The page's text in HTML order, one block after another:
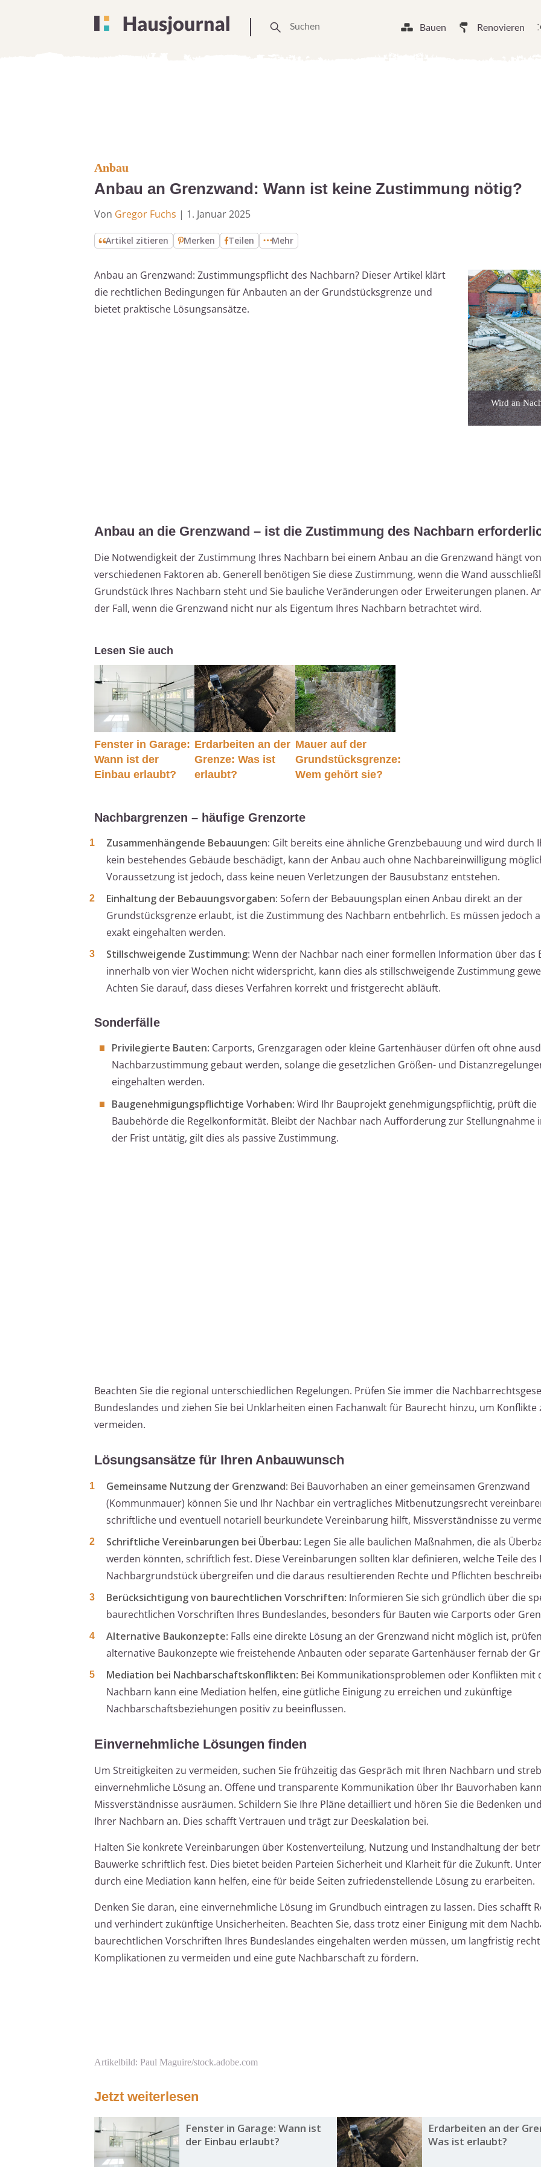
Bauen Renovieren
Anbau
Anbau an Grenzwand: Wann ist keine Zustimmung nötig?
Von Gregor Fuchs | 1. Januar 2025
Artikel zitieren Merken Teilen Mehr
Anbau an Grenzwand: Zustimmungspflicht des Nachbarn? Dieser Artikel klärt
die rechtlichen Bedingungen für Anbauten an der Grundstücksgrenze und
bietet praktische Lösungsansätze.
Wird an
Anbau an die Grenzwand – ist die Zustimmung des Nachbarn
Die Notwendigkeit der Zustimmung Ihres Nachbarn bei einem Anbau an die Grenzwand hängt von
verschiedenen Faktoren ab. Generell benötigen Sie diese Zustimmung, wenn die Wand
Grundstück Ihres Nachbarn steht und Sie bauliche Veränderungen oder Erweiterungen planen.
der Fall, wenn die Grenzwand nicht nur als Eigentum Ihres Nachbarn betrachtet wird.
Lesen Sie auch
Fenster in Garage:
Wann ist der
Einbau erlaubt?
Erdarbeiten an der
Grenze: Was ist
erlaubt?
Mauer auf der
Grundstücksgrenze:
Wem gehört sie?
Nachbargrenzen – häufige Grenzorte
Zusammenhängende Bebauungen: Gilt bereits eine ähnliche Grenzbebauung und wird durch
kein bestehendes Gebäude beschädigt, kann der Anbau auch ohne Nachbareinwilligung
Voraussetzung ist jedoch, dass keine neuen Verletzungen der Bausubstanz entstehen.
Einhaltung der Bebauungsvorgaben: Sofern der Bebauungsplan einen Anbau direkt an der
Grundstücksgrenze erlaubt, ist die Zustimmung des Nachbarn entbehrlich. Es müssen jedoch
exakt eingehalten werden.
Stillschweigende Zustimmung: Wenn der Nachbar nach einer formellen Information über das
innerhalb von vier Wochen nicht widerspricht, kann dies als stillschweigende Zustimmung
Achten Sie darauf, dass dieses Verfahren korrekt und fristgerecht abläuft.
Sonderfälle
Privilegierte Bauten: Carports, Grenzgaragen oder kleine Gartenhäuser dürfen oft ohne
Nachbarzustimmung gebaut werden, solange die gesetzlichen Größen- und
eingehalten werden.
Baugenehmigungspflichtige Vorhaben: Wird Ihr Bauprojekt genehmigungspflichtig, prüft die
Baubehörde die Regelkonformität. Bleibt der Nachbar nach Aufforderung zur Stellungnahme
der Frist untätig, gilt dies als passive Zustimmung.
Beachten Sie die regional unterschiedlichen Regelungen. Prüfen Sie immer die
Bundeslandes und ziehen Sie bei Unklarheiten einen Fachanwalt für Baurecht hinzu, um Konflikte
vermeiden.
Lösungsansätze für Ihren Anbauwunsch
Gemeinsame Nutzung der Grenzwand: Bei Bauvorhaben an einer gemeinsamen Grenzwand
(Kommunmauer) können Sie und Ihr Nachbar ein vertragliches Mitbenutzungsrecht
schriftliche und eventuell notariell beurkundete Vereinbarung hilft, Missverständnisse zu
Schriftliche Vereinbarungen bei Überbau: Legen Sie alle baulichen Maßnahmen, die als
werden könnten, schriftlich fest. Diese Vereinbarungen sollten klar definieren, welche Teile des
Nachbargrundstück übergreifen und die daraus resultierenden Rechte und Pflichten
Berücksichtigung von baurechtlichen Vorschriften: Informieren Sie sich gründlich über die
baurechtlichen Vorschriften Ihres Bundeslandes, besonders für Bauten wie Carports oder
Alternative Baukonzepte: Falls eine direkte Lösung an der Grenzwand nicht möglich ist,
alternative Baukonzepte wie freistehende Anbauten oder separate Gartenhäuser fernab der
Mediation bei Nachbarschaftskonflikten: Bei Kommunikationsproblemen oder Konflikten mit
Nachbarn kann eine Mediation helfen, eine gütliche Einigung zu erreichen und zukünftige
Nachbarschaftsbeziehungen positiv zu beeinflussen.
Einvernehmliche Lösungen finden
Um Streitigkeiten zu vermeiden, suchen Sie frühzeitig das Gespräch mit Ihren Nachbarn und
einvernehmliche Lösung an. Offene und transparente Kommunikation über Ihr Bauvorhaben kann
Missverständnisse ausräumen. Schildern Sie Ihre Pläne detailliert und hören Sie die Bedenken
Ihrer Nachbarn an. Dies schafft Vertrauen und trägt zur Deeskalation bei.
Halten Sie konkrete Vereinbarungen über Kostenverteilung, Nutzung und Instandhaltung der
Bauwerke schriftlich fest. Dies bietet beiden Parteien Sicherheit und Klarheit für die Zukunft.
durch eine Mediation kann helfen, eine für beide Seiten zufriedenstellende Lösung zu erarbeiten.
Denken Sie daran, eine einvernehmliche Lösung im Grundbuch eintragen zu lassen. Dies schafft
und verhindert zukünftige Unsicherheiten. Beachten Sie, dass trotz einer Einigung mit dem
baurechtlichen Vorschriften Ihres Bundeslandes eingehalten werden müssen, um langfristig
Komplikationen zu vermeiden und eine gute Nachbarschaft zu fördern.
Artikelbild: Paul Maguire/stock.adobe.com
Jetzt weiterlesen
Fenster in Garage: Wann ist
der Einbau erlaubt?
Erdarbeiten an der
Was ist erlaubt?